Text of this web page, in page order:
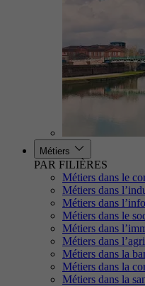
Métiers
PAR FILIÈRES
Métiers dans le
Métiers dans
Métiers dans
Métiers dans le
Métiers dans
Métiers dans
Métiers dans la
Métiers dans la
Métiers dans la